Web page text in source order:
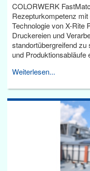
COLORWERK
Rezepturkompetenz
Technologie von X-Rite
Druckereien und
standortübergreifend
und Produktionsabläufe
Weiterlesen...